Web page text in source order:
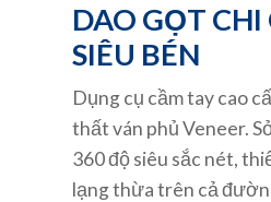
DAO GỌT
SIÊU BÉN
Dụng cụ cầm tay cao
thất ván phủ Veneer.
360 độ siêu sắc nét,
lạng thừa trên cả